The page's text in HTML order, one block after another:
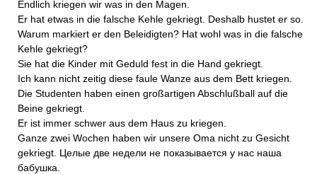
Endlich kriegen wir was in den Magen.
Er hat etwas in die falsche Kehle gekriegt. Deshalb hustet er so.
Warum markiert er den Beleidigten? Hat wohl was in die falsche
Kehle gekriegt?
Sie hat die Kinder mit Geduld fest in die Hand gekriegt.
Ich kann nicht zeitig diese faule Wanze aus dem Bett kriegen.
Die Studenten haben einen großartigen Abschlußball auf die
Beine gekriegt.
Er ist immer schwer aus dem Haus zu kriegen.
Ganze zwei Wochen haben wir unsere Oma nicht zu Gesicht
gekriegt. Целые две недели не показывается у нас наша
бабушка.